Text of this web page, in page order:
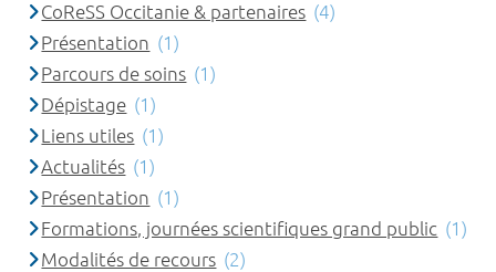
CoReSS Occitanie & partenaires (4)
Présentation (1)
Parcours de soins (1)
Dépistage (1)
Liens utiles (1)
Actualités (1)
Présentation (1)
Formations, journées scientifiques grand public (1)
Modalités de recours (2)